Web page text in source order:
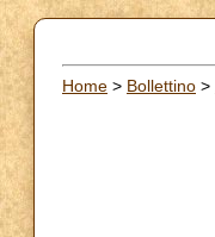
Home > Bollettino >